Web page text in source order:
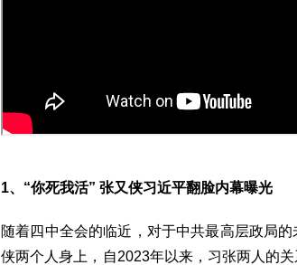
1、“你死我活” 张又侠习近平翻脸内幕曝光
随着四中全会的临近，对于中共最高层政局
侠两个人身上，自2023年以来，习张两人的